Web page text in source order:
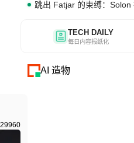
跳出 Fatjar 的束缚：Solon
TECH DAILY
每日内容报纸化
AI 造物